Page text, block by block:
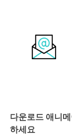
다운로드 애니
하세요